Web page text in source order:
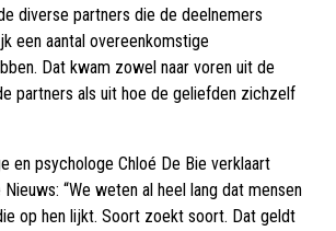
diverse partners die de deelnemers
een aantal overeenkomstige
Dat kwam zowel naar voren uit de
partners als uit hoe de geliefden zichzelf
en psychologe Chloé De Bie verklaart
“We weten al heel lang dat mensen
op hen lijkt. Soort zoekt soort. Dat geldt